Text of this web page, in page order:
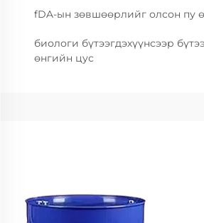
fDA-ын зөвшөөрлийг олсон пу
биологи бүтээгдэхүүнсээр
өнгийн цус